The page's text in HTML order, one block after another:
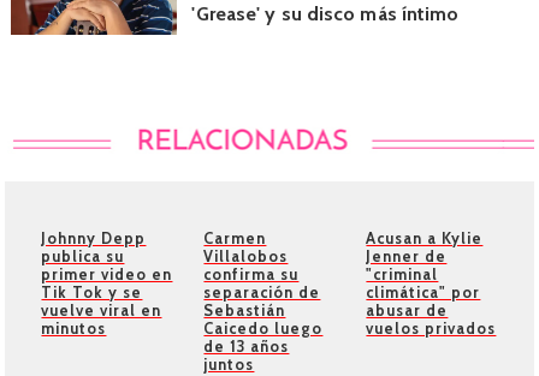
'Grease' y su disco más íntimo
Johnny Depp
publica su
primer video en
Tik Tok y se
vuelve viral en
minutos
Carmen
Villalobos
confirma su
separación de
Sebastián
Caicedo luego
de 13 años
juntos
Acusan a Kylie
Jenner de
"criminal
climática" por
abusar de
vuelos privados